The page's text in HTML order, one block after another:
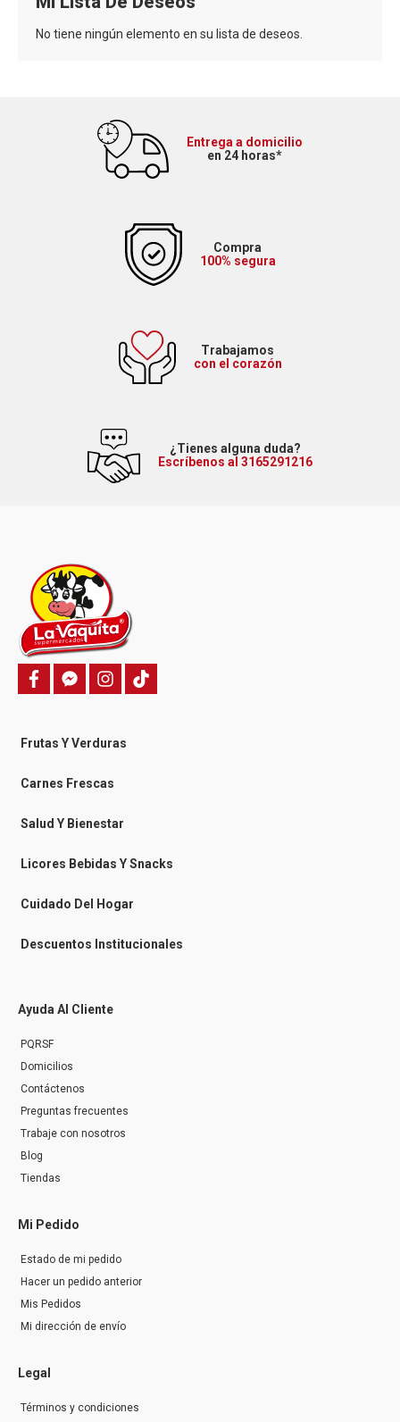
No tiene ningún elemento en su lista de deseos.
Entrega a domicilio
en 24 horas*
Compra
100% segura
Trabajamos
con el corazón
¿Tienes alguna duda?
Escríbenos al 3165291216
f
a
b
o
f
a
b
o
-
s
s
n
g
r
i
n
g
m
T
i
Frutas Y Verduras
Carnes Frescas
Salud Y Bienestar
Licores Bebidas Y Snacks
Cuidado Del Hogar
Descuentos Institucionales
Ayuda Al Cliente
PQRSF
Domicilios
Contáctenos
Preguntas frecuentes
Trabaje con nosotros
Blog
Tiendas
Mi Pedido
Estado de mi pedido
Hacer un pedido anterior
Mis Pedidos
Mi dirección de envío
Legal
Términos y condiciones